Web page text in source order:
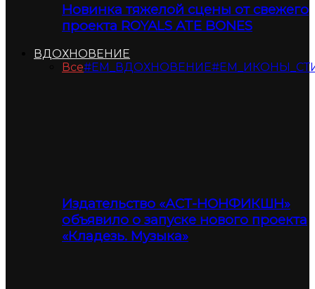
Новинка тяжелой сцены от свежего
проекта ROYALS ATE BONES
ВДОХНОВЕНИЕ
Все#ЕМ_ВДОХНОВЕНИЕ
Издательство «АСТ-НОНФИКШН»
объявило о запуске нового проекта
«Кладезь. Музыка»